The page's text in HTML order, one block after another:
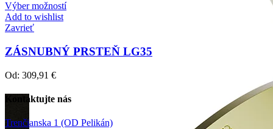
Výber možností
Add to wishlist
Zavrieť
ZÁSNUBNÝ PRSTEŇ LG35
Od: 309,91 €
Kontaktujte nás
Trenčianska 1 (OD Pelikán)